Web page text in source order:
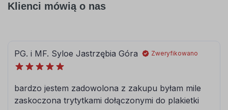
Klienci mówią o nas